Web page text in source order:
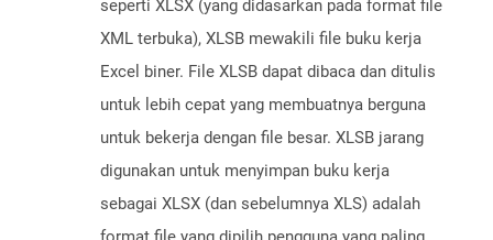
seperti XLSX (yang didasarkan pada format file
XML terbuka), XLSB mewakili file buku kerja
Excel biner. File XLSB dapat dibaca dan ditulis
untuk lebih cepat yang membuatnya berguna
untuk bekerja dengan file besar. XLSB jarang
digunakan untuk menyimpan buku kerja
sebagai XLSX (dan sebelumnya XLS) adalah